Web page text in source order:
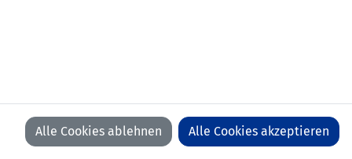
Alle Cookies ablehnen Alle Cookies akzeptieren